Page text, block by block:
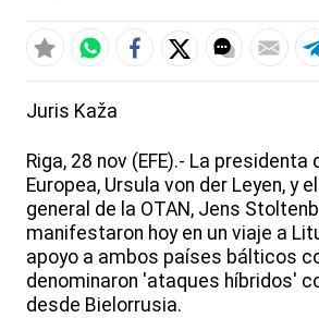
Juris Kaža
Riga, 28 nov (EFE).- La presidenta
Europea, Ursula von der Leyen, y
general de la OTAN, Jens
manifestaron hoy en un viaje a
apoyo a ambos países bálticos
denominaron 'ataques híbridos'
desde Bielorrusia.